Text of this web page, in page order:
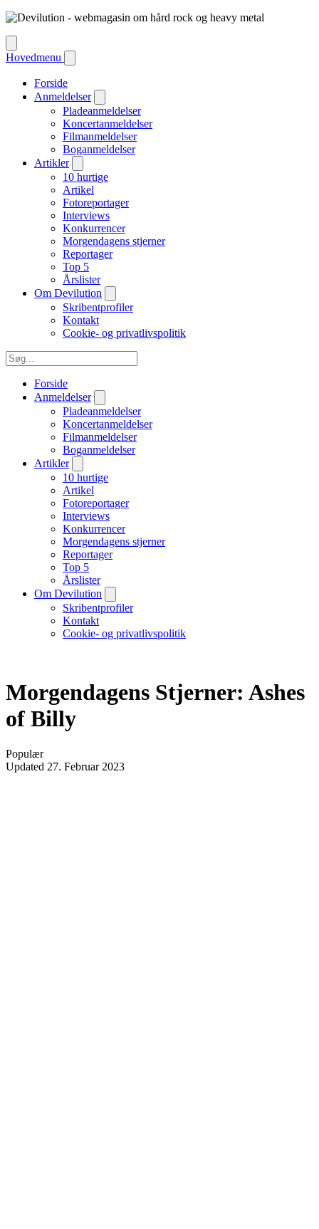
Hovedmenu
Forside
Anmeldelser
Pladeanmeldelser
Koncertanmeldelser
Filmanmeldelser
Boganmeldelser
Artikler
10 hurtige
Artikel
Fotoreportager
Interviews
Konkurrencer
Morgendagens stjerner
Reportager
Top 5
Årslister
Om Devilution
Skribentprofiler
Kontakt
Cookie- og privatlivspolitik
Forside
Anmeldelser
Pladeanmeldelser
Koncertanmeldelser
Filmanmeldelser
Boganmeldelser
Artikler
10 hurtige
Artikel
Fotoreportager
Interviews
Konkurrencer
Morgendagens stjerner
Reportager
Top 5
Årslister
Om Devilution
Skribentprofiler
Kontakt
Cookie- og privatlivspolitik
Morgendagens Stjerner: Ashes
of Billy
Populær
Updated 27. Februar 2023